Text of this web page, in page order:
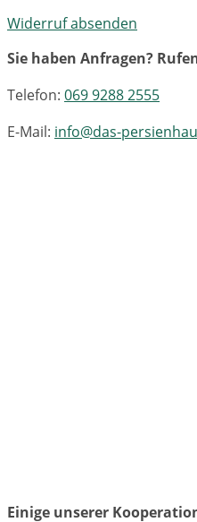
Widerruf absenden
Sie haben Anfragen?
Telefon: 069 9288 2555
E-Mail: info@das-
Einige unserer